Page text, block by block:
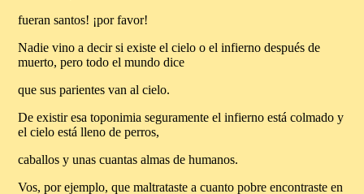
fueran santos! ¡por favor!
Nadie vino a decir si existe el cielo o el infierno después de
muerto, pero todo el mundo dice
que sus parientes van al cielo.
De existir esa toponimia seguramente el infierno está colmado y
el cielo está lleno de perros,
caballos y unas cuantas almas de humanos.
Vos, por ejemplo, que maltrataste a cuanto pobre encontraste en